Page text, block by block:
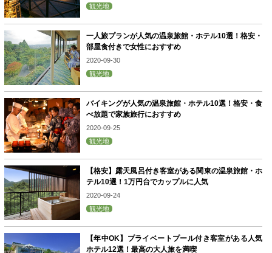
観光地
一人旅プランが人気の温泉旅館・ホテル10選！格安・
部屋食付きで女性におすすめ
2020-09-30
観光地
バイキングが人気の温泉旅館・ホテル10選！格安・食
べ放題で家族旅行におすすめ
2020-09-25
観光地
【格安】露天風呂付き客室がある関東の温泉旅館・ホ
テル10選！1万円台でカップルに人気
2020-09-24
観光地
【年中OK】プライベートプール付き客室がある人気
ホテル12選！最高の大人旅を満喫